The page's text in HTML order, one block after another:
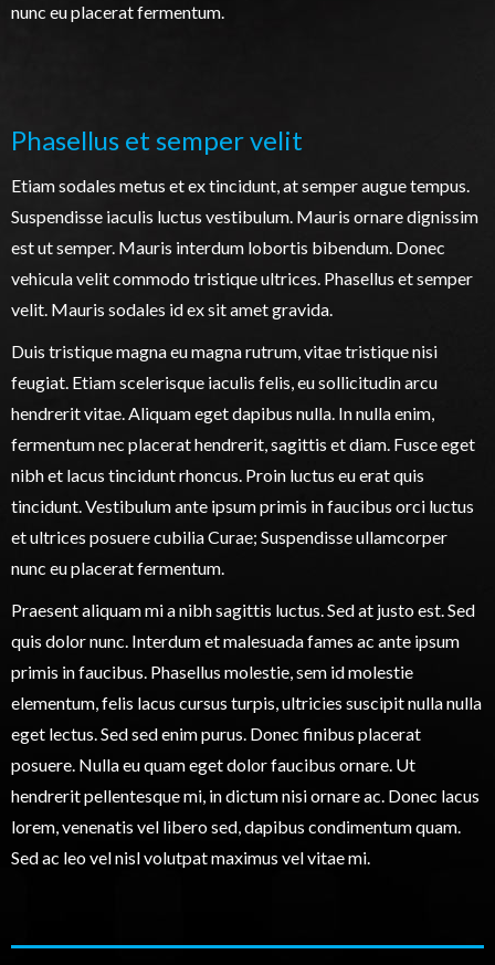
nunc eu placerat fermentum.
Phasellus et semper velit
Etiam sodales metus et ex tincidunt, at semper augue tempus.
Suspendisse iaculis luctus vestibulum. Mauris ornare dignissim
est ut semper. Mauris interdum lobortis bibendum. Donec
vehicula velit commodo tristique ultrices. Phasellus et semper
velit. Mauris sodales id ex sit amet gravida.
Duis tristique magna eu magna rutrum, vitae tristique nisi
feugiat. Etiam scelerisque iaculis felis, eu sollicitudin arcu
hendrerit vitae. Aliquam eget dapibus nulla. In nulla enim,
fermentum nec placerat hendrerit, sagittis et diam. Fusce eget
nibh et lacus tincidunt rhoncus. Proin luctus eu erat quis
tincidunt. Vestibulum ante ipsum primis in faucibus orci luctus
et ultrices posuere cubilia Curae; Suspendisse ullamcorper
nunc eu placerat fermentum.
Praesent aliquam mi a nibh sagittis luctus. Sed at justo est. Sed
quis dolor nunc. Interdum et malesuada fames ac ante ipsum
primis in faucibus. Phasellus molestie, sem id molestie
elementum, felis lacus cursus turpis, ultricies suscipit nulla nulla
eget lectus. Sed sed enim purus. Donec finibus placerat
posuere. Nulla eu quam eget dolor faucibus ornare. Ut
hendrerit pellentesque mi, in dictum nisi ornare ac. Donec lacus
lorem, venenatis vel libero sed, dapibus condimentum quam.
Sed ac leo vel nisl volutpat maximus vel vitae mi.